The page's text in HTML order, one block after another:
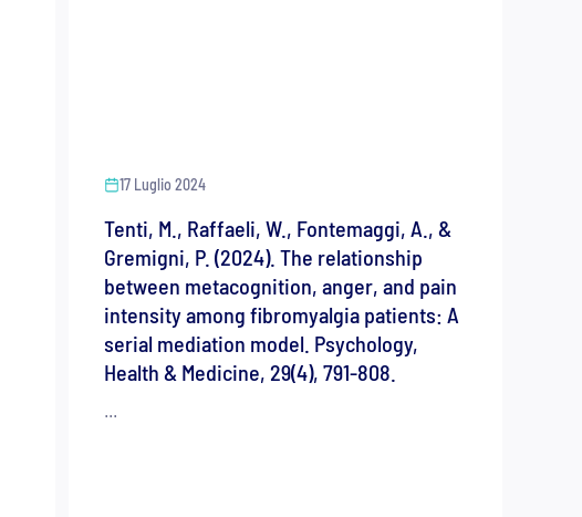
17 Luglio 2024
Tenti, M., Raffaeli, W., Fontemaggi, A., &
Gremigni, P. (2024). The relationship
between metacognition, anger, and pain
intensity among fibromyalgia patients: A
serial mediation model. Psychology,
Health & Medicine, 29(4), 791-808.
...